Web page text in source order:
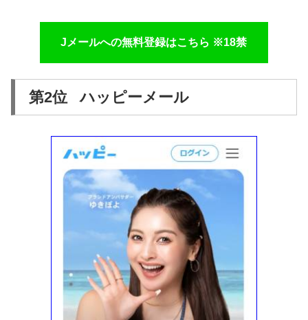
Jメールへの無料登録はこちら ※18禁
第2位 ハッピーメール